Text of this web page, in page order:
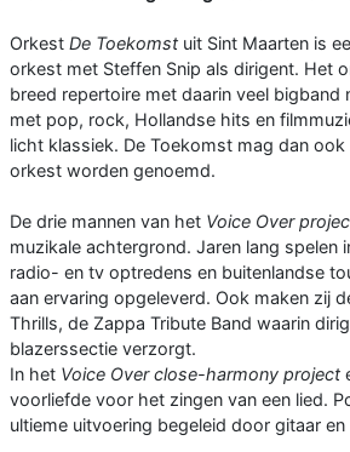
Orkest De Toekomst uit Sint Maarten is
orkest met Steffen Snip als dirigent. Het
breed repertoire met daarin veel bigband
met pop, rock, Hollandse hits en
licht klassiek. De Toekomst mag dan ook
orkest worden genoemd.
De drie mannen van het Voice Over
muzikale achtergrond. Jaren lang spelen
radio- en tv optredens en buitenlandse
aan ervaring opgeleverd. Ook maken zij
Thrills, de Zappa Tribute Band waarin
blazerssectie verzorgt.
In het Voice Over close-harmony project
voorliefde voor het zingen van een lied.
ultieme uitvoering begeleid door gitaar en